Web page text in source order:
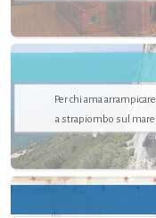
Per chi ama arrampicare
a strapiombo sul mare